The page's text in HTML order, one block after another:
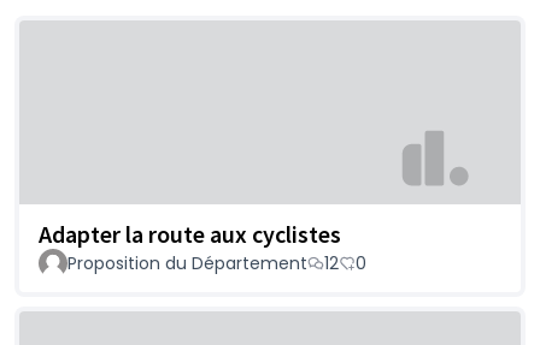
Adapter la route aux cyclistes
Proposition du Département 12 0